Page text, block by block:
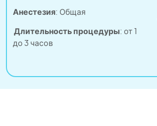
Анестезия: Общая
Длительность процедуры: от 1
до 3 часов